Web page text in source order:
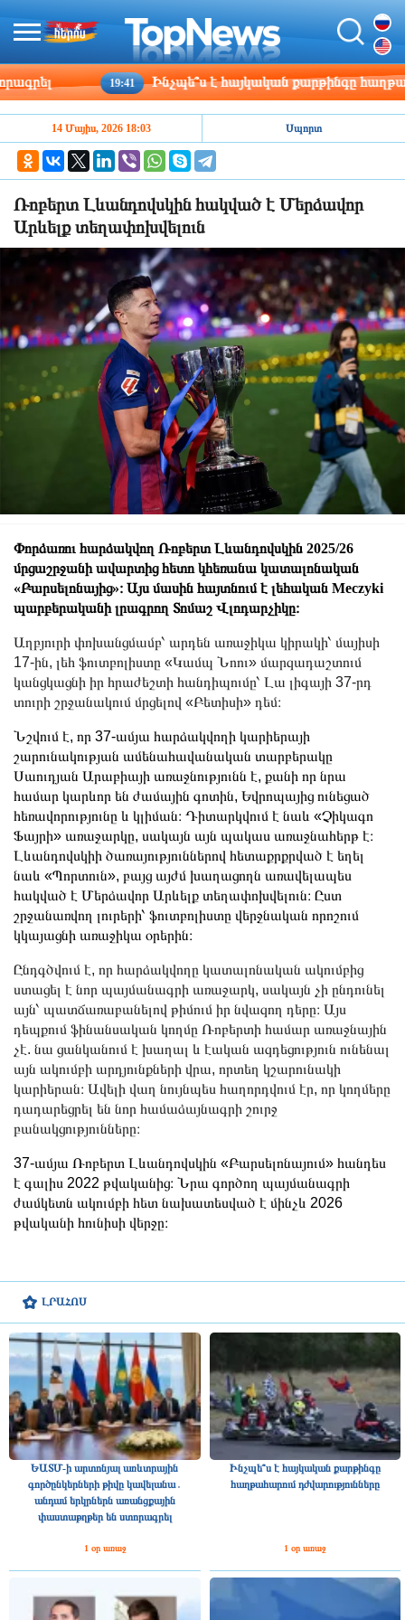
19:41 Ինչպե՞ս է հայկական քարթինգը
ԼՐԱՀՈՍ
ԵԱՏՄ-ի արտոնյալ առևտրային
գործընկերների թիվը կավելանա․
անդամ երկրներն առանցքային
փաստաթղթեր են ստորագրել
1 օր առաջ
Ինչպե՞ս է հայկական քարթինգը
հաղթահարում դժվարությունները
1 օր առաջ
14 Մայիս, 2026 18:03 Սպորտ
Ռոբերտ Լևանդովսկին հակված է Մերձավոր
Արևելք տեղափոխվելուն
Փորձառու հարձակվող Ռոբերտ Լևանդովսկին 2025/26
մրցաշրջանի ավարտից հետո կհեռանա կատալոնական
«Բարսելոնայից»։ Այս մասին հայտնում է լեհական Meczyki
պարբերականի լրագրող Տոմաշ Վլոդարչիկը։
​Աղբյուրի փոխանցմամբ՝ արդեն առաջիկա կիրակի՝ մայիսի
17-ին, լեհ ֆուտբոլիստը «Կամպ Նոու» մարզադաշտում
կանցկացնի իր հրաժեշտի հանդիպումը՝ Լա լիգայի 37-րդ
տուրի շրջանակում մրցելով «Բետիսի» դեմ։
Նշվում է, որ 37-ամյա հարձակվողի կարիերայի
շարունակության ամենահավանական տարբերակը
Սաուդյան Արաբիայի առաջնությունն է, քանի որ նրա
համար կարևոր են ժամային գոտին, Եվրոպայից ունեցած
հեռավորությունը և կլիման։ Դիտարկվում է նաև «Չիկագո
Ֆայրի» առաջարկը, սակայն այն պակաս առաջնահերթ է։
Լևանդովսկիի ծառայություններով հետաքրքրված է եղել
նաև «Պորտուն», բայց այժմ խաղացողն առավելապես
հակված է Մերձավոր Արևելք տեղափոխվելուն։ Ըստ
շրջանառվող լուրերի՝ ֆուտբոլիստը վերջնական որոշում
կկայացնի առաջիկա օրերին։
​Ընդգծվում է, որ հարձակվողը կատալոնական ակումբից
ստացել է նոր պայմանագրի առաջարկ, սակայն չի ընդունել
այն՝ պատճառաբանելով թիմում իր նվազող դերը։ Այս
դեպքում ֆինանսական կողմը Ռոբերտի համար առաջնային
չէ. նա ցանկանում է խաղալ և էական ազդեցություն ունենալ
այն ակումբի արդյունքների վրա, որտեղ կշարունակի
կարիերան։ Ավելի վաղ նույնպես հաղորդվում էր, որ կողմերը
դադարեցրել են նոր համաձայնագրի շուրջ
բանակցությունները։
37-ամյա Ռոբերտ Լևանդովսկին «Բարսելոնայում» հանդես
է գալիս 2022 թվականից։ Նրա գործող պայմանագրի
ժամկետն ակումբի հետ նախատեսված է մինչև 2026
թվականի հունիսի վերջը։